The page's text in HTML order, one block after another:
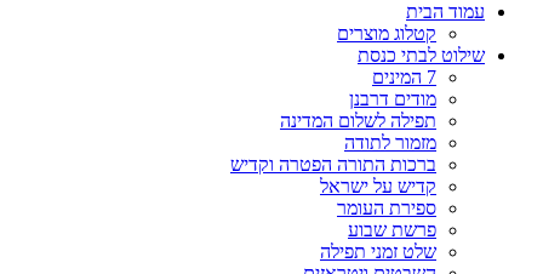
עמוד הבית
קטלוג מוצרים
שילוט לבתי כנסת
7 המינים
מודים דרבנן
תפילה לשלום המדינה
מזמור לתודה
ברכות התורה הפטרה וקדיש
קדיש על ישראל
ספירת העומר
פרשת שבוע
שלט זמני תפילה